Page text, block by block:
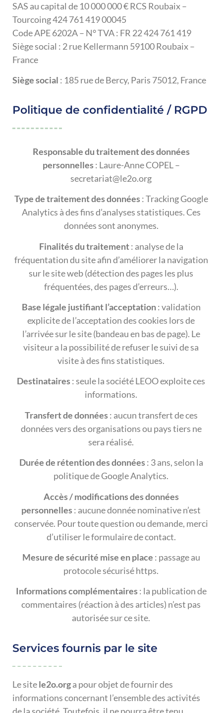
SAS au capital de 10 000 000 € RCS Roubaix –
Tourcoing 424 761 419 00045
Code APE 6202A – N° TVA : FR 22 424 761 419
Siège social : 2 rue Kellermann 59100 Roubaix –
France
Siège social : 185 rue de Bercy, Paris 75012, France
Politique de confidentialité / RGPD
Responsable du traitement des données
personnelles: Laure-Anne COPEL –
secretariat@le2o.org
Type de traitement des données: Tracking Google
Analytics à des fins d’analyses statistiques. Ces
données sont anonymes.
Finalités du traitement: analyse de la
fréquentation du site afin d’améliorer la navigation
sur le site web (détection des pages les plus
fréquentées, des pages d’erreurs…).
Base légale justifiant l’acceptation: validation
explicite de l’acceptation des cookies lors de
l’arrivée sur le site (bandeau en bas de page). Le
visiteur a la possibilité de refuser le suivi de sa
visite à des fins statistiques.
Destinataires: seule la société LEOO exploite ces
informations.
Transfert de données: aucun transfert de ces
données vers des organisations ou pays tiers ne
sera réalisé.
Durée de rétention des données: 3 ans, selon la
politique de Google Analytics.
Accès / modifications des données
personnelles: aucune donnée nominative n’est
conservée. Pour toute question ou demande, merci
d’utiliser le formulaire de contact.
Mesure de sécurité mise en place : passage au
protocole sécurisé https.
Informations complémentaires: la publication de
commentaires (réaction à des articles) n’est pas
autorisée sur ce site.
Services fournis par le site
Le sitele2o.orga pour objet de fournir des
informations concernant l’ensemble des activités